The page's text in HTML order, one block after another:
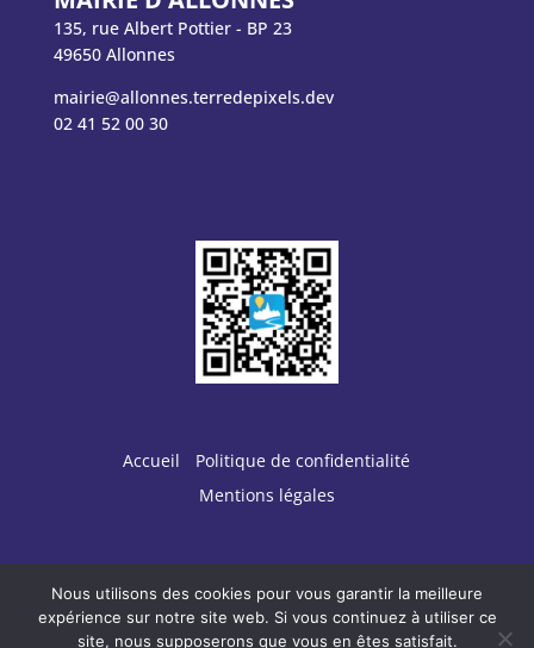
135, rue Albert Pottier - BP 23
49650 Allonnes
mairie@allonnes.terredepixels.dev
02 41 52 00 30
Accueil
Politique de confidentialité
Mentions légales
Conception :TERRE DE PIXELS
Nous utilisons des cookies pour vous garantir la meilleure
expérience sur notre site web. Si vous continuez à utiliser ce
site, nous supposerons que vous en êtes satisfait.